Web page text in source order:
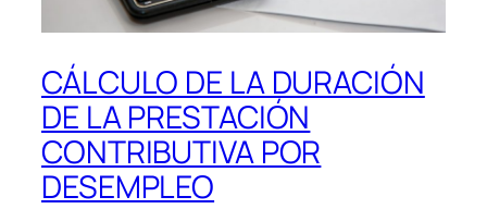
CÁLCULO DE LA DURACIÓN
DE LA PRESTACIÓN
CONTRIBUTIVA POR
DESEMPLEO